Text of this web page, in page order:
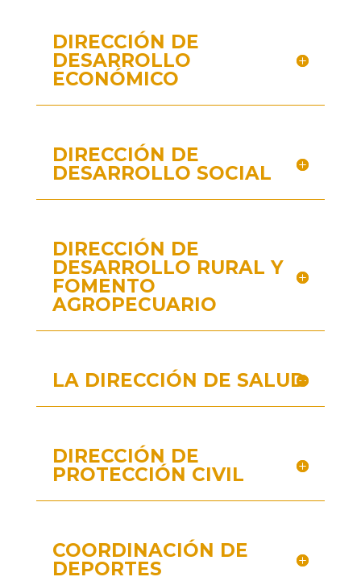
DIRECCIÓN DE
DESARROLLO
ECONÓMICO
DIRECCIÓN DE
DESARROLLO SOCIAL
DIRECCIÓN DE
DESARROLLO RURAL Y
FOMENTO
AGROPECUARIO
LA DIRECCIÓN DE SALUD
DIRECCIÓN DE
PROTECCIÓN CIVIL
COORDINACIÓN DE
DEPORTES